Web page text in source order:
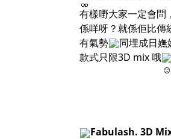
有樣嘢大家一定會問
係咩呀？就係佢比
有氣勢
同埋成日嫵
款式只限3D mix 哦
Fabulash. 3D